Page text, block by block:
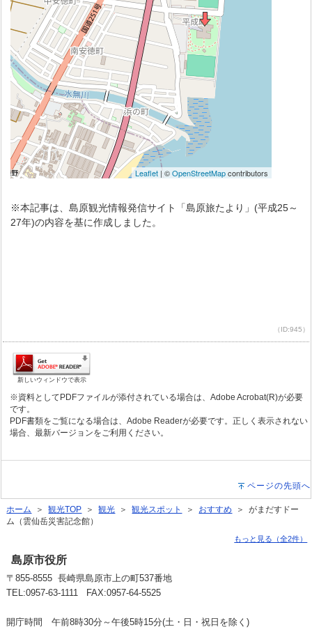
※本記事は、島原観光情報発信サイト「島原旅たより」(平成25～
27年)の内容を基に作成しました。
（ID:945）
新しいウィンドウで表示
※資料としてPDFファイルが添付されている場合は、Adobe Acrobat(R)が必要
です。
PDF書類をご覧になる場合は、Adobe Readerが必要です。正しく表示されない
場合、最新バージョンをご利用ください。
ページの先頭へ
ホーム ＞観光TOP ＞観光 ＞観光スポット ＞ おすすめ
＞ がまだすドー
ム（雲仙岳災害記念館）
もっと見る（全2件）
島原市役所
〒855-8555 長崎県島原市上の町537番地
TEL:0957-63-1111 FAX:0957-64-5525
開庁時間 午前8時30分～午後5時15分(土・日・祝日を除く)